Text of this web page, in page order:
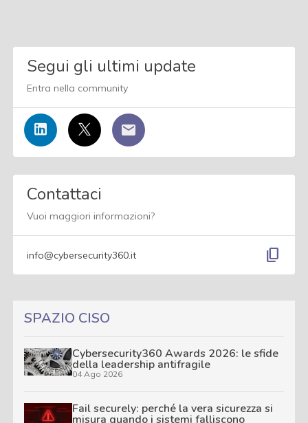
Segui gli ultimi update
Entra nella community
Contattaci
Vuoi maggiori informazioni?
info@cybersecurity360.it content_copy
SPAZIO CISO
Cybersecurity360 Awards 2026: le sfide
della leadership antifragile
04 Ago 2026
Fail securely: perché la vera sicurezza si
misura quando i sistemi falliscono